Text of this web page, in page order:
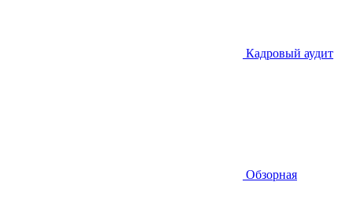
Кадровый аудит
Обзорная